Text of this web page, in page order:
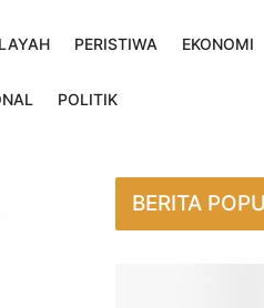
PERISTIWA EKONOMI
POLITIK
BERITA